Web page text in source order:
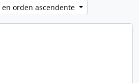
orden ascendente